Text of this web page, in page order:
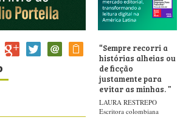
“Sempre recorri a
histórias alheias ou
de ficção
justamente para
evitar as minhas.”
LAURA RESTREPO
Escritora colombiana